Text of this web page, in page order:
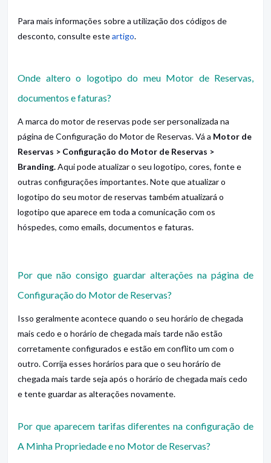
Para mais informações sobre a utilização dos códigos de
desconto, consulte esteartigo.
Onde altero o logotipo do meu Motor de Reservas,
documentos e faturas?
A marca do motor de reservas pode ser personalizada na
página de Configuração do Motor de Reservas. Vá a Motor de
Reservas > Configuração do Motor de Reservas >
Branding.Aqui pode atualizar o seu logotipo, cores, fonte e
outras configurações importantes. Note que atualizar o
logotipo do seu motor de reservas também atualizará o
logotipo que aparece em toda a comunicação com os
hóspedes, como emails, documentos e faturas.
Por que não consigo guardar alterações na página de
Configuração do Motor de Reservas?
Isso geralmente acontece quando o seu horário de chegada
mais cedo e o horário de chegada mais tarde não estão
corretamente configurados e estão em conflito um com o
outro. Corrija esses horários para que o seu horário de
chegada mais tarde seja após o horário de chegada mais cedo
e tente guardar as alterações novamente.
Por que aparecem tarifas diferentes na configuração de
A Minha Propriedade e no Motor de Reservas?